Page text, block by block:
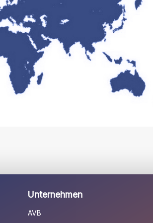
Unternehmen
AVB